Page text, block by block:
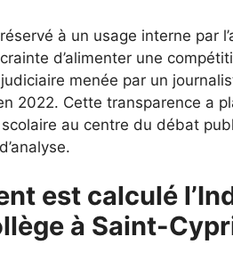
à un usage interne par
d’alimenter une
menée par un
2022. Cette transparence a
au centre du débat
est calculé
à Saint-